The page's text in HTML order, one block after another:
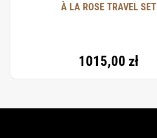
À LA ROSE TRAVEL SET
1015,00 zł